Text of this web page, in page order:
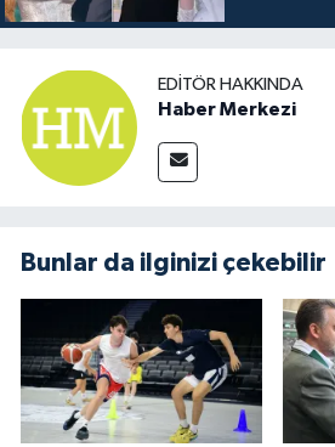
EDITÖR HAKKINDA
Haber Merkezi
Bunlar da ilginizi çekebilir